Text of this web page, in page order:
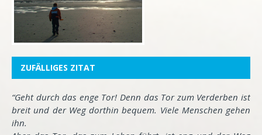
ZUFÄLLIGES ZITAT
“Geht durch das enge Tor! Denn das Tor zum Verderben ist
breit und der Weg dorthin bequem. Viele Menschen gehen
ihn.